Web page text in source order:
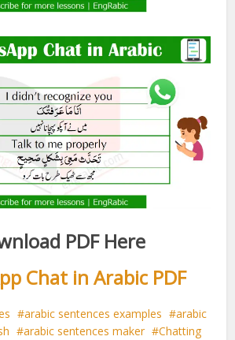
PDF Here
Chat in Arabic PDF
arabic sentences examples
arabic
arabic sentences maker
Chatting